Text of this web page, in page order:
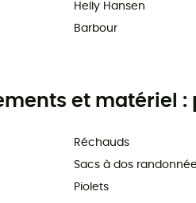
Helly Hansen
Barbour
et matériel :
Réchauds
Sacs à dos randonnée
Piolets